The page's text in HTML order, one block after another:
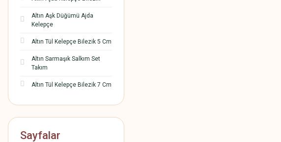
Altın Aşk Düğümü Ajda
Kelepçe
Altın Tül Kelepçe Bilezik 5 Cm
Altın Sarmaşık Salkım Set
Takım
Altın Tül Kelepçe Bilezik 7 Cm
Sayfalar